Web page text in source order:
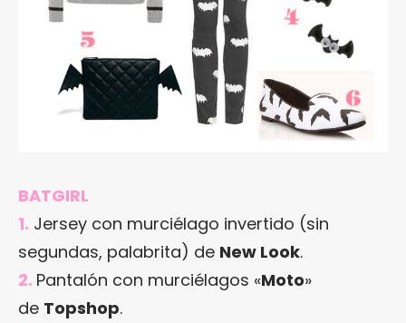
BATGIRL
1. Jersey con murciélago invertido (sin
segundas, palabrita) de New Look.
2. Pantalón con murciélagos «Moto»
de Topshop.